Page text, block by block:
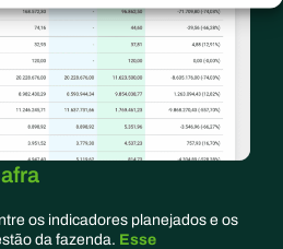
os indicadores planejados e os
da fazenda. Esse